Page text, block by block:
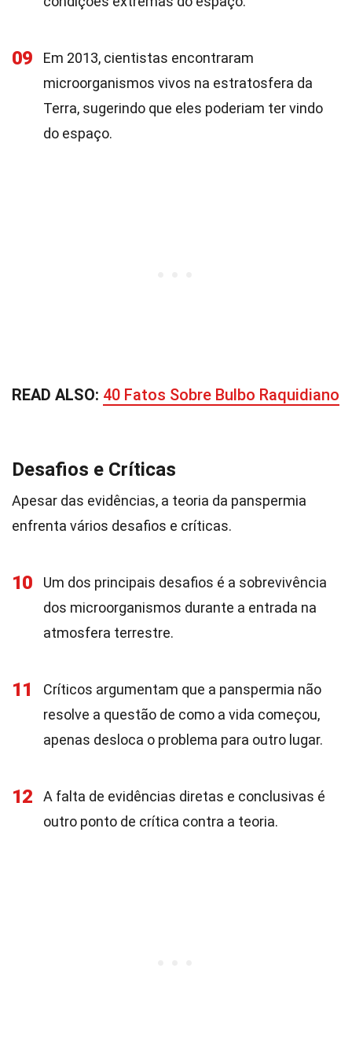
09
Em 2013, cientistas encontraram
microorganismos vivos na estratosfera da
Terra, sugerindo que eles poderiam ter vindo
do espaço.
READ ALSO: 40 Fatos Sobre Bulbo Raquidiano
Desafios e Críticas
Apesar das evidências, a teoria da panspermia
enfrenta vários desafios e críticas.
10
Um dos principais desafios é a sobrevivência
dos microorganismos durante a entrada na
atmosfera terrestre.
11
Críticos argumentam que a panspermia não
resolve a questão de como a vida começou,
apenas desloca o problema para outro lugar.
12
A falta de evidências diretas e conclusivas é
outro ponto de crítica contra a teoria.